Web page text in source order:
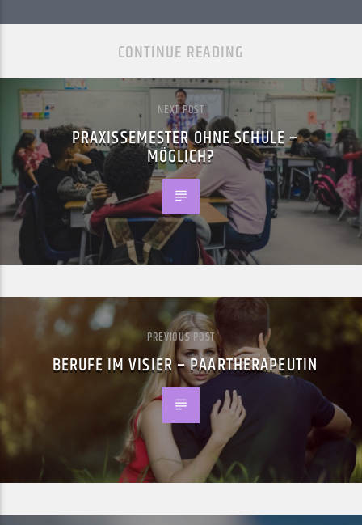
CONTINUE READING
NEXT POST
PRAXISSEMESTER OHNE SCHULE –
MÖGLICH?
PREVIOUS POST
BERUFE IM VISIER – PAARTHERAPEUTIN